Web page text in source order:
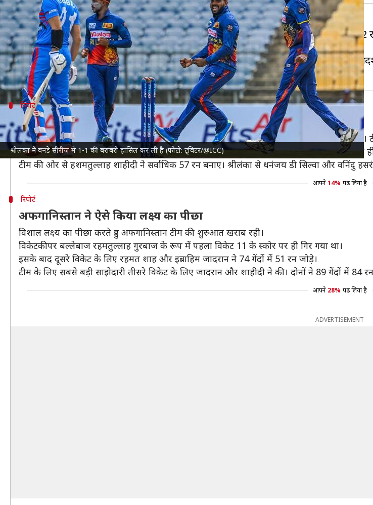
श्रीलंका ने वनडे सीरीज में 1-1 की बराबरी हासिल कर ली है (फोटो: ट्विटर/@ICC)
क्या है खबर?
श्रीलंका क्रिकेट टीमने वनडे सीरीज के दूसरे मुकाबले में रविवार कोअफगानिस्तान क्रिकेट टीमको 132
इस जीत के साथ ही श्रीलंका टीम ने तीन मैचों की सीरीज में 1-1 की बराबरी हासिल कर ली है।
इससे पूर्व सीरीज के पहले मुकाबले में अफगानिस्तान ने श्रीलंका को 6 विकेट से हराते हुए कमाल का
रिपोर्ट
मैच का लेखा-जोखा
टॉस जीतकर पहले बल्लेबाजी करते हुए श्रीलंका ने निर्धारित 50 ओवरों में 6 विकेट खोकर 323 रन बनाए
324 रनों का लक्ष्य लेकर मैदान में उतरी अफगानिस्तान टीम 42.1 ओवर में सभी 10 विकेट खोकर 191 रन
टीम की ओर से हशमतुल्लाह शाहीदी ने सर्वाधिक 57 रन बनाए। श्रीलंका से धनंजय डी सिल्वा और वनिंदु
आपने 14% पढ़ लिया है
रिपोर्ट
अफगानिस्तान ने ऐसे किया लक्ष्य का पीछा
विशाल लक्ष्य का पीछा करते हुए अफगानिस्तान टीम की शुरुआत खराब रही।
विकेटकीपर बल्लेबाज रहमतुल्लाह गुरबाज के रूप में पहला विकेट 11 के स्कोर पर ही गिर गया था।
इसके बाद दूसरे विकेट के लिए रहमत शाह और इब्राहिम जादरान ने 74 गेंदों में 51 रन जोड़े।
टीम के लिए सबसे बड़ी साझेदारी तीसरे विकेट के लिए जादरान और शाहीदी ने की। दोनों ने 89 गेंदों में 84
आपने 28% पढ़ लिया है
ADVERTISEMENT